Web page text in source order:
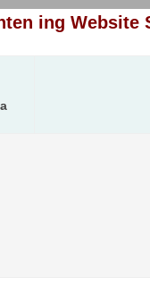
ing Website